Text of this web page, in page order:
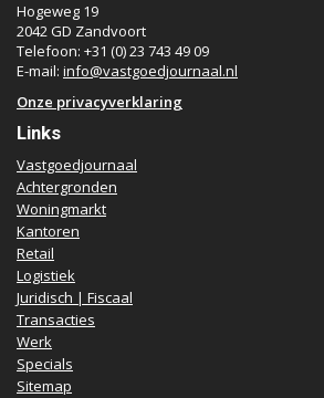
Hogeweg 19
2042 GD Zandvoort
Telefoon: +31 (0) 23 743 49 09
E-mail: info@vastgoedjournaal.nl
Onze privacyverklaring
Links
Vastgoedjournaal
Achtergronden
Woningmarkt
Kantoren
Retail
Logistiek
Juridisch | Fiscaal
Transacties
Werk
Specials
Sitemap